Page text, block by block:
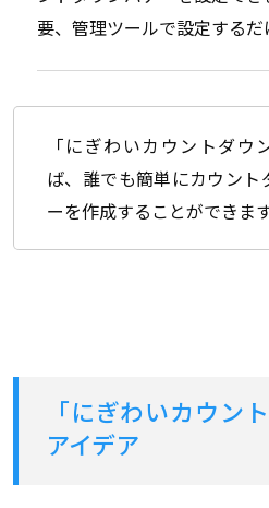
要、管理ツールで設定するだ
「にぎわいカウントダウ
ば、誰でも簡単にカウント
ーを作成することができま
「にぎわいカウン
アイデア